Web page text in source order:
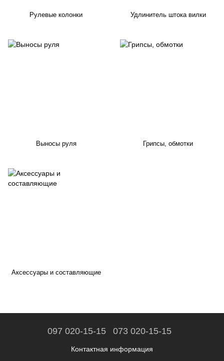
Рулевые колонки Удлинитель штока вилки
Выносы руля Грипсы, обмотки
Аксессуары и составляющие
097 020-15-15 073 020-15-15
Контактная информация